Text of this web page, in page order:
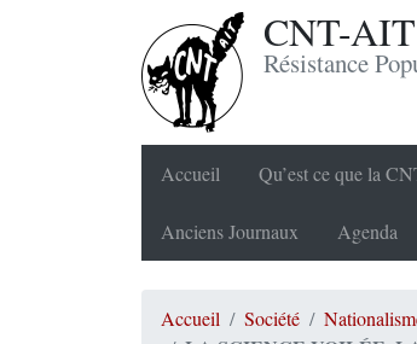
CNT-
Résistance
Accueil Qu’est ce que la
Anciens Journaux Agenda
Accueil Société